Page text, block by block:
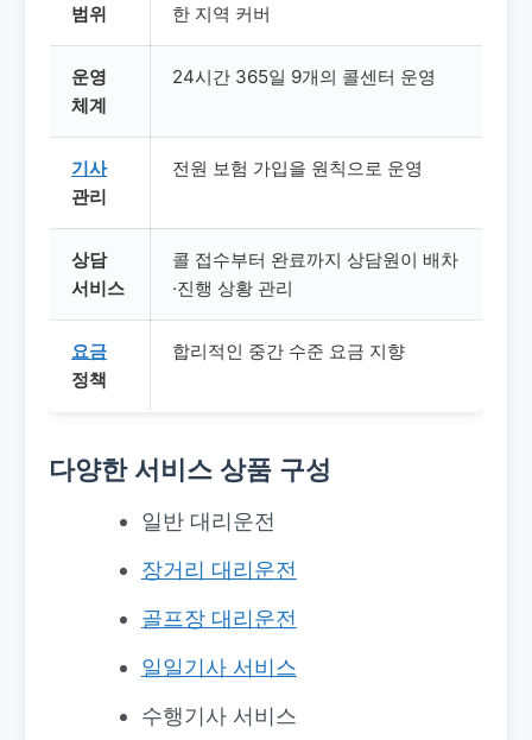
범위
한 지역 커버
운영
체계
24시간 365일 9개의 콜센터 운영
기사
관리
전원 보험 가입을 원칙으로 운영
상담
서비스
콜 접수부터 완료까지 상담원이 배차
·진행 상황 관리
요금
정책
합리적인 중간 수준 요금 지향
다양한 서비스 상품 구성
일반 대리운전
장거리 대리운전
골프장 대리운전
일일기사 서비스
수행기사 서비스